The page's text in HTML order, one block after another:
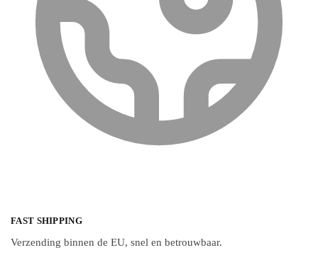
FAST SHIPPING
Verzending binnen de EU, snel en betrouwbaar.